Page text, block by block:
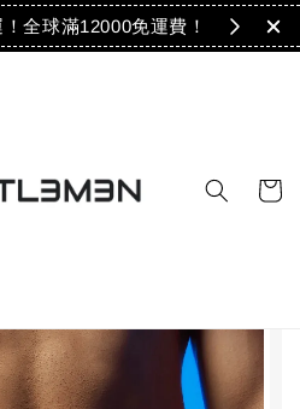
全球滿12000免運費！